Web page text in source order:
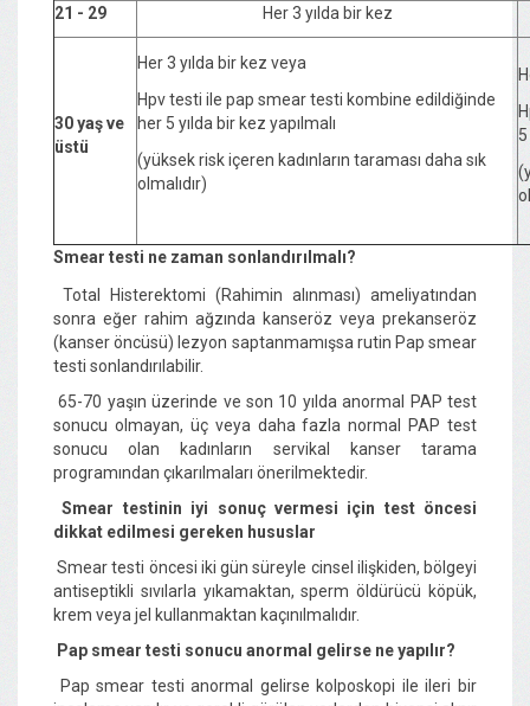
21 - 29
Her 3 yılda bir kez
30 yaş ve
üstü
Her 3 yılda bir kez veya
Hpv testi ile pap smear testi kombine edildiğinde
her 5 yılda bir kez yapılmalı
(yüksek risk içeren kadınların taraması daha sık
olmalıdır)
5
Smear testi ne zaman sonlandırılmalı?
Total Histerektomi (Rahimin alınması) ameliyatından
sonra eğer rahim ağzında kanseröz veya prekanseröz
(kanser öncüsü) lezyon saptanmamışsa rutin Pap smear
testi sonlandırılabilir.
65-70 yaşın üzerinde ve son 10 yılda anormal PAP test
sonucu olmayan, üç veya daha fazla normal PAP test
sonucu olan kadınların servikal kanser tarama
programından çıkarılmaları önerilmektedir.
Smear testinin iyi sonuç vermesi için test öncesi
dikkat edilmesi gereken hususlar
Smear testi öncesi iki gün süreyle cinsel ilişkiden, bölgeyi
antiseptikli sıvılarla yıkamaktan, sperm öldürücü köpük,
krem veya jel kullanmaktan kaçınılmalıdır.
Pap smear testi sonucu anormal gelirse ne yapılır?
Pap smear testi anormal gelirse kolposkopi ile ileri bir